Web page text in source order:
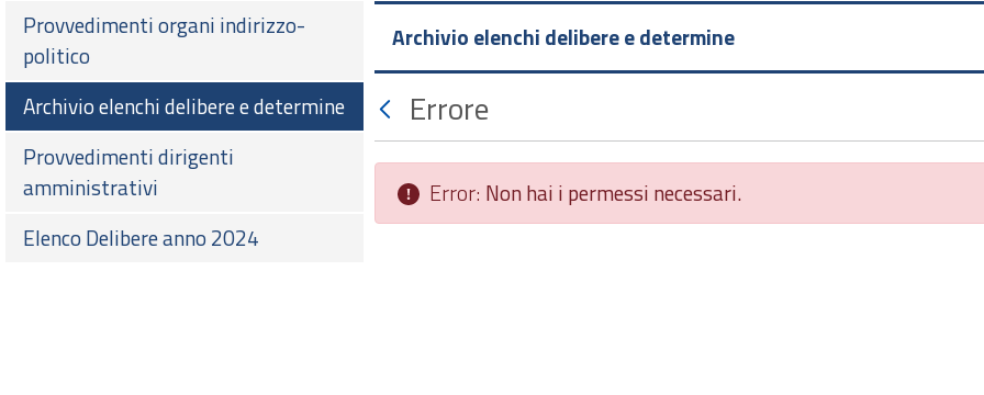
Provvedimenti organi indirizzo-
politico
Archivio elenchi delibere e determine
Provvedimenti dirigenti
amministrativi
Elenco Delibere anno 2024
Archivio elenchi delibere e determine
Errore
Error: Non hai i permessi necessari.